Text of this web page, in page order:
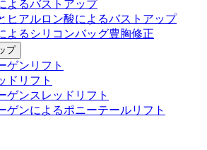
よるバストアップ
ヒアルロン酸によるバストアップ
よるシリコンバッグ豊胸修正
プ
ゲンリフト
ドリフト
ゲンスレッドリフト
ゲンによるポニーテールリフト